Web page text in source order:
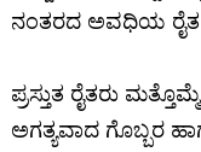
ನಂತರದ ಅವಧಿಯ
ಪ್ರಸ್ತುತ ರೈತರು
ಅಗತ್ಯವಾದ ಗೊಬ್ಬರ